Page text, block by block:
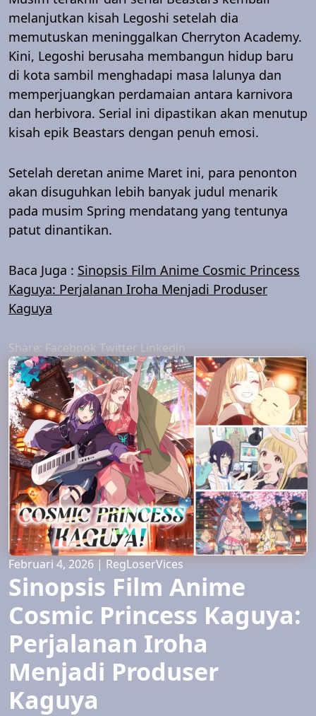
melanjutkan kisah Legoshi setelah dia
memutuskan meninggalkan Cherryton Academy.
Kini, Legoshi berusaha membangun hidup baru
di kota sambil menghadapi masa lalunya dan
memperjuangkan perdamaian antara karnivora
dan herbivora. Serial ini dipastikan akan menutup
kisah epik Beastars dengan penuh emosi.
Setelah deretan anime Maret ini, para penonton
akan disuguhkan lebih banyak judul menarik
pada musim Spring mendatang yang tentunya
patut dinantikan.
Baca Juga : Sinopsis Film Anime Cosmic Princess
Kaguya: Perjalanan Iroha Menjadi Produser
Kaguya
Share: Facebook Twitter Linkedin
Februari 4, 2026 | RegLoserVices
Sinopsis Film Anime
Cosmic Princess Kaguya:
Perjalanan Iroha
Menjadi Produser
Kaguya